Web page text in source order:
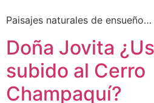
Paisajes naturales de ensueño…
Doña Jovita
subido al Cerro
Champaquí?